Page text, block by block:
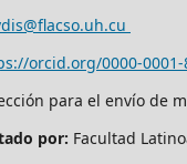
orcid.org/0000-
para el envío de
por: Facultad